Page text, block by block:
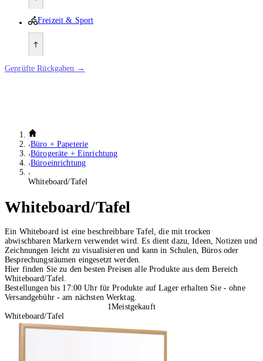
Freizeit & Sport
Geprüfte Rückgaben →
Büro + Papeterie
Bürogeräte + Einrichtung
Büroeinrichtung
Whiteboard/Tafel
Whiteboard/Tafel
Ein Whiteboard ist eine beschreibbare Tafel, die mit trocken
abwischbaren Markern verwendet wird. Es dient dazu, Ideen, Notizen und
Zeichnungen leicht zu visualisieren und kann in Schulen, Büros oder
Besprechungsräumen eingesetzt werden.
Hier finden Sie zu den besten Preisen alle Produkte aus dem Bereich
Whiteboard/Tafel.
Bestellungen bis 17:00 Uhr für Produkte auf Lager erhalten Sie - ohne
Versandgebühr - am nächsten Werktag.
1Meistgekauft
Whiteboard/Tafel